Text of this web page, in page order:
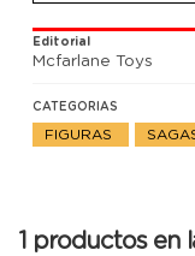
Editorial
Mcfarlane Toys
CATEGORIAS
FIGURAS
1 productos en